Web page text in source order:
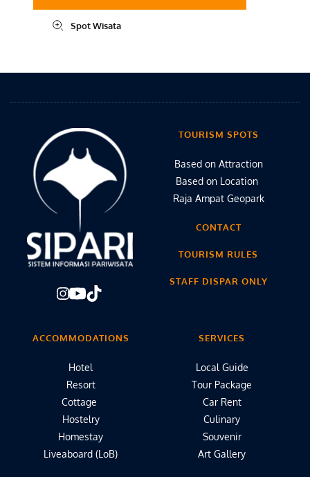
Spot Wisata
TOURISM SPOTS
Based on Attraction
Based on Location
Raja Ampat Geopark
CONTACT
TOURISM RULES
STAFF DISPAR ONLY
ACCOMMODATIONS
Hotel
Resort
Cottage
Hostelry
Homestay
Liveaboard (LoB)
SERVICES
Local Guide
Tour Package
Car Rent
Culinary
Souvenir
Art Gallery